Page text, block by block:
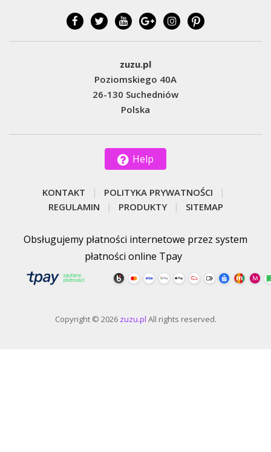
zuzu.pl
Poziomskiego 40A
26-130 Suchedniów
Polska
Help
KONTAKT
POLITYKA PRYWATNOŚCI
REGULAMIN
PRODUKTY SITEMAP
Obsługujemy płatności internetowe przez system
płatności online Tpay
Copyright © 2026 zuzu.pl All rights reserved.